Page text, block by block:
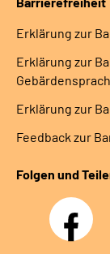
Erklärung zur
Erklärung zur
Erklärung zur
Feedback zur
Folgen und
Facebook